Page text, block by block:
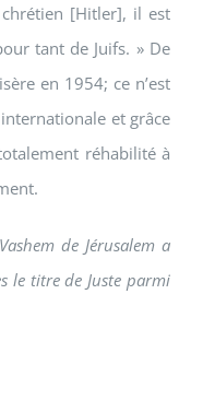
[Hitler], il est
tant de Juifs. » De
en 1954; ce n’est
et grâce
réhabilité à
de Jérusalem a
le titre de Juste parmi